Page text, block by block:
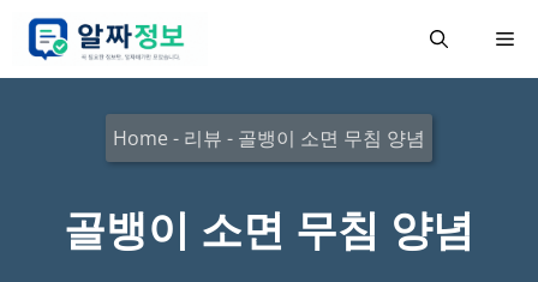
메
Home - 리뷰 - 골뱅이 소면 무침 양념
골뱅이 소면 무침 양념